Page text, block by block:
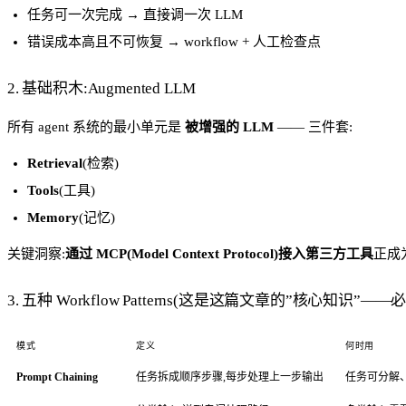
任务可一次完成 → 直接调一次 LLM
错误成本高且不可恢复 → workflow + 人工检查点
2. 基础积木:Augmented LLM
所有 agent 系统的最小单元是 被增强的 LLM —— 三件套:
Retrieval(检索)
Tools(工具)
Memory(记忆)
关键洞察:通过 MCP(Model Context Protocol)接入第三方工具正成
3. 五种 Workflow Patterns(这是这篇文章的”核心知识”——
模式 定义 何时用
Prompt Chaining 任务拆成顺序步骤,每步处理上一步输出 任务可分解